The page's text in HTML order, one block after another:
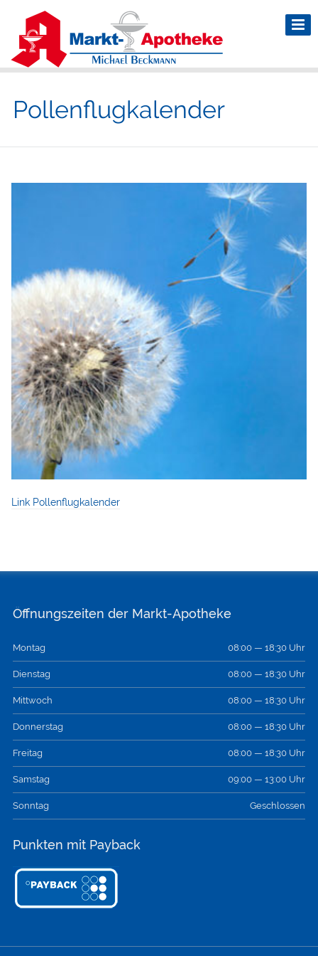
Pollenflugkalender
Link Pollenflugkalender
Öffnungszeiten der Markt-Apotheke
Montag 08:00 — 18:30 Uhr
Dienstag 08:00 — 18:30 Uhr
Mittwoch 08:00 — 18:30 Uhr
Donnerstag 08:00 — 18:30 Uhr
Freitag 08:00 — 18:30 Uhr
Samstag 09:00 — 13:00 Uhr
Sonntag Geschlossen
Punkten mit Payback